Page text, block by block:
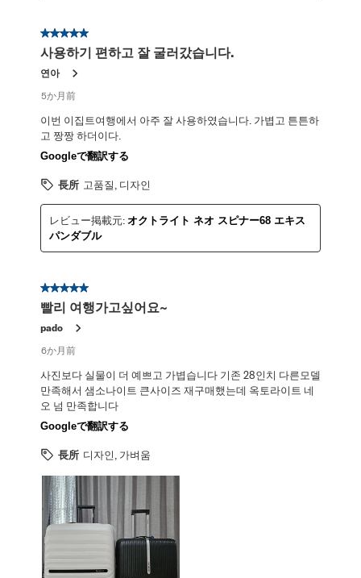
星5／5個です。
사용하기 편하고 잘 굴러갔습니다.
연아
5か月前
이번 이집트여행에서 아주 잘 사용하였습니다. 가볍고 튼튼하
고 짱짱 하더이다.
Googleで翻訳する
長所 고품질, 디자인
レビュー掲載元: オクトライト ネオ スピナー68 エキス
パンダブル
星5／5個です。
빨리 여행가고싶어요~
pado
6か月前
사진보다 실물이 더 예쁘고 가볍습니다 기존 28인치 다른모델
만족해서 샘소나이트 큰사이즈 재구매했는데 옥토라이트 네
오 넘 만족합니다
Googleで翻訳する
長所 디자인, 가벼움